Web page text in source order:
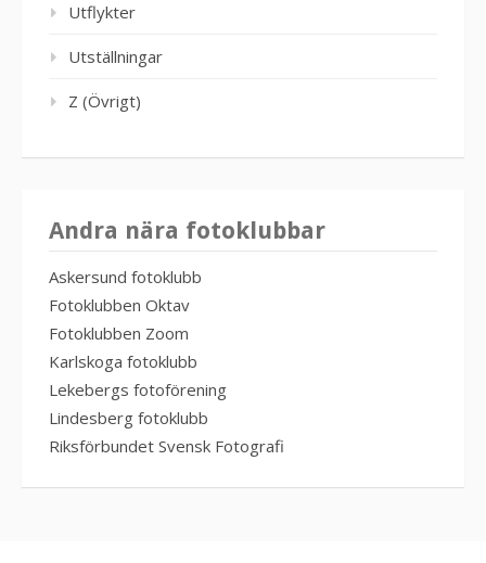
Utflykter
Utställningar
Z (Övrigt)
Andra nära fotoklubbar
Askersund fotoklubb
Fotoklubben Oktav
Fotoklubben Zoom
Karlskoga fotoklubb
Lekebergs fotoförening
Lindesberg fotoklubb
Riksförbundet Svensk Fotografi